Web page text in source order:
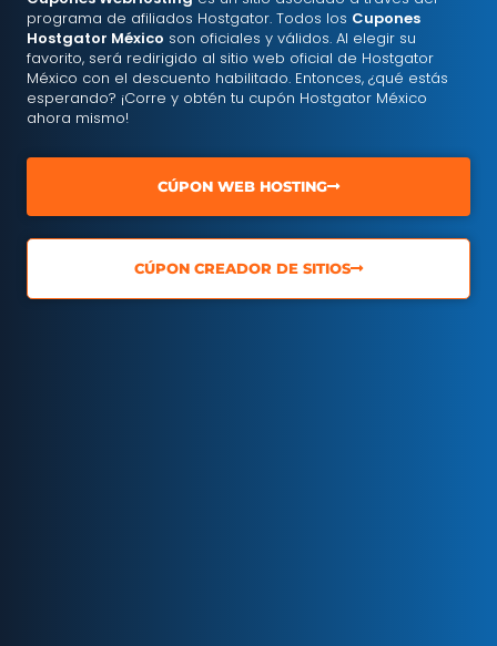
programa de afiliados Hostgator. Todos los Cupones
Hostgator México son oficiales y válidos. Al elegir su
favorito, será redirigido al sitio web oficial de Hostgator
México con el descuento habilitado. Entonces, ¿qué estás
esperando? ¡Corre y obtén tu cupón Hostgator México
ahora mismo!
CÚPON WEB HOSTING
CÚPON CREADOR DE SITIOS